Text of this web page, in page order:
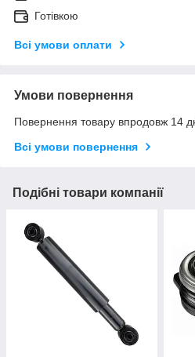
Готівкою
Всі умови оплати
Умови повернення
Повернення товару впродовж 14
Всі умови повернення
Подібні товари компанії